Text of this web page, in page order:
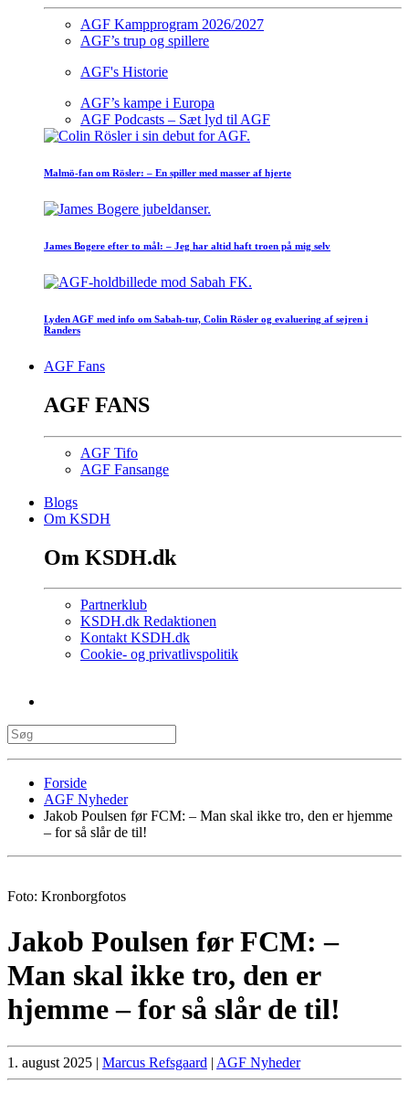
AGF Kampprogram 2026/2027
AGF’s trup og spillere
AGF's Historie
AGF’s kampe i Europa
AGF Podcasts – Sæt lyd til AGF
Malmö-fan om Rösler: – En spiller med masser af hjerte
James Bogere efter to mål: – Jeg har altid haft troen på mig selv
Lyden AGF med info om Sabah-tur, Colin Rösler og evaluering af sejren i
Randers
AGF Fans
AGF FANS
AGF Tifo
AGF Fansange
Blogs
Om KSDH
Om KSDH.dk
Partnerklub
KSDH.dk Redaktionen
Kontakt KSDH.dk
Cookie- og privatlivspolitik
Forside
AGF Nyheder
Jakob Poulsen før FCM: – Man skal ikke tro, den er hjemme
– for så slår de til!
Foto: Kronborgfotos
Jakob Poulsen før FCM: –
Man skal ikke tro, den er
hjemme – for så slår de til!
1. august 2025 | Marcus Refsgaard | AGF Nyheder